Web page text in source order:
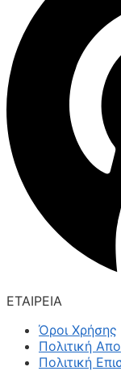
ΕΤΑΙΡΕΙΑ
Όροι Χρήσης
Πολιτική
Πολιτική